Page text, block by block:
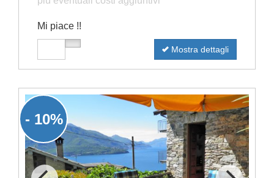
Mi piace !!
Mostra dettagli
- 10%